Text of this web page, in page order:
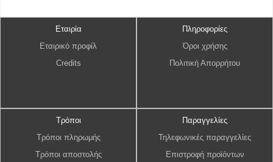
Εταιρία
Εταιρικό προφίλ
Credits
Πληροφορίες
Όροι χρήσης
Πολιτική Απορρήτου
Τρόποι
Τρόποι πληρωμής
Τρόποι αποστολής
Παραγγελίες
Τηλεφωνικές παραγγελίες
Επιστροφή προϊόντων